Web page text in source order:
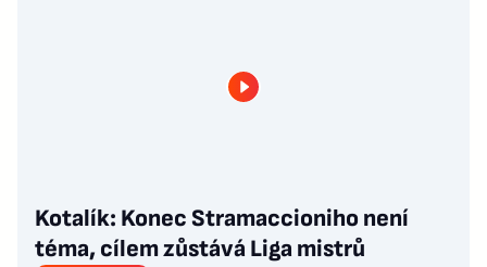
Kotalík: Konec Stramaccioniho není
téma, cílem zůstává Liga mistrů